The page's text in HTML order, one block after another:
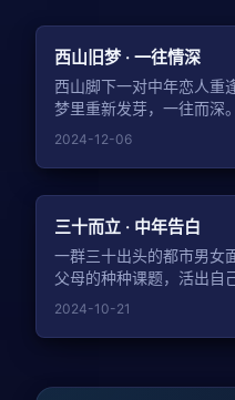
西山旧梦 · 一往情深
西山脚下一对中年恋人重
梦里重新发芽，一往而深。
2024-12-06
三十而立 · 中年告白
一群三十出头的都市男女
父母的种种课题，活出自
2024-10-21